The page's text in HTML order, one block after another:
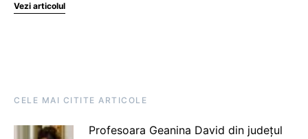
Vezi articolul
CELE MAI CITITE ARTICOLE
Profesoara Geanina David din județul